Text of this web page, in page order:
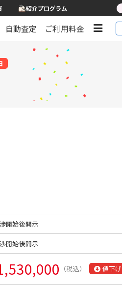
紹介プログラム
自動査定 ご利用料金
開始後開示
開始後開示
（税込） 値下げ